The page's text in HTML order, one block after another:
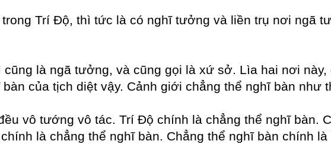
trong Trí Độ, thì tức là có nghĩ tưởng và liền trụ nơi ngã
là ngã tưởng, và cũng gọi là xứ sở. Lìa hai nơi
của tịch diệt vậy. Cảnh giới chẳng thể nghĩ bàn như
vô tướng vô tác. Trí Độ chính là chẳng thể nghĩ bàn.
là chẳng thể nghĩ bàn. Chẳng thể nghĩ bàn chính